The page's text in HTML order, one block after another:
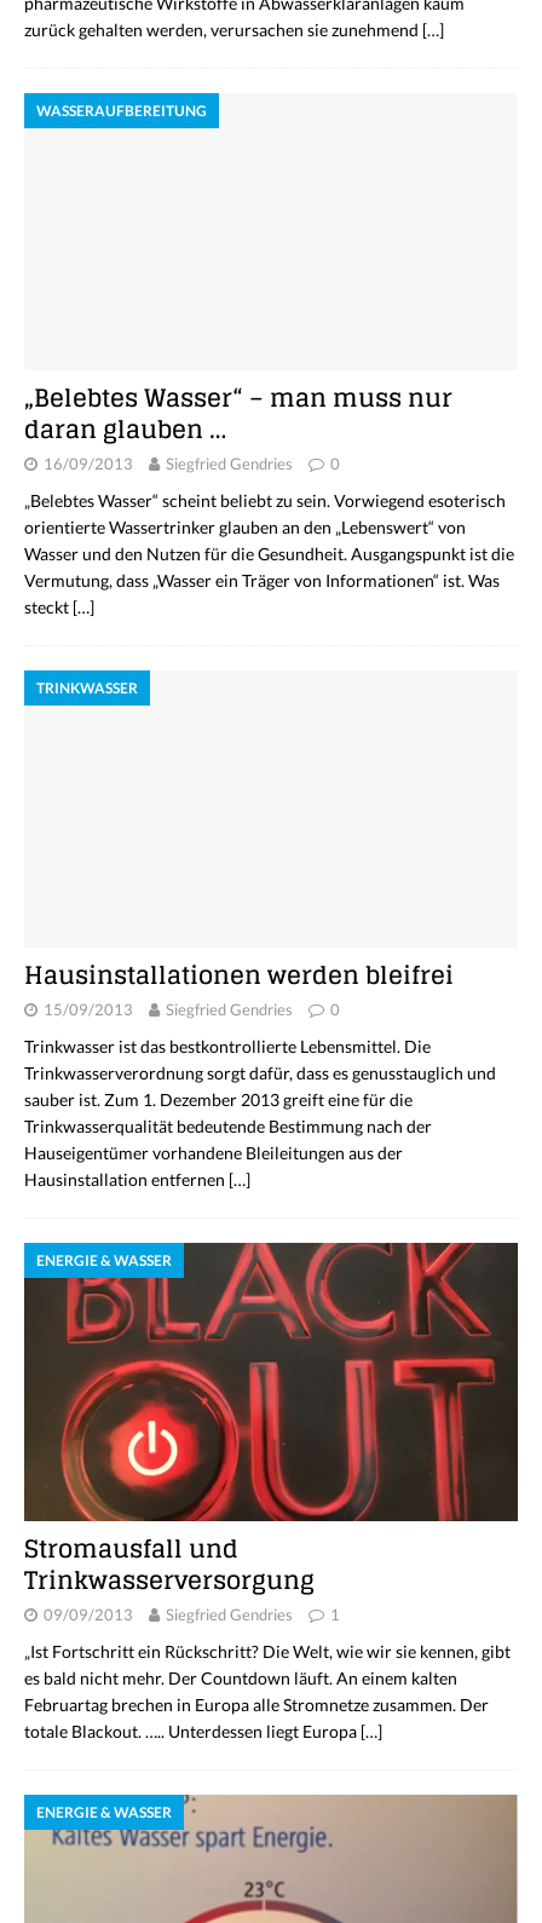
zurück gehalten werden, verursachen sie zunehmend […]
WASSERAUFBEREITUNG
„Belebtes Wasser“ – man muss nur
daran glauben …
16/09/2013 Siegfried Gendries 0
„Belebtes Wasser“ scheint beliebt zu sein. Vorwiegend esoterisch
orientierte Wassertrinker glauben an den „Lebenswert“ von
Wasser und den Nutzen für die Gesundheit. Ausgangspunkt ist die
Vermutung, dass „Wasser ein Träger von Informationen“ ist. Was
steckt […]
TRINKWASSER
Hausinstallationen werden bleifrei
15/09/2013 Siegfried Gendries 0
Trinkwasser ist das bestkontrollierte Lebensmittel. Die
Trinkwasserverordnung sorgt dafür, dass es genusstauglich und
sauber ist. Zum 1. Dezember 2013 greift eine für die
Trinkwasserqualität bedeutende Bestimmung nach der
Hauseigentümer vorhandene Bleileitungen aus der
Hausinstallation entfernen […]
ENERGIE & WASSER
Stromausfall und
Trinkwasserversorgung
09/09/2013 Siegfried Gendries 1
„Ist Fortschritt ein Rückschritt? Die Welt, wie wir sie kennen, gibt
es bald nicht mehr. Der Countdown läuft. An einem kalten
Februartag brechen in Europa alle Stromnetze zusammen. Der
totale Blackout. ….. Unterdessen liegt Europa […]
ENERGIE & WASSER